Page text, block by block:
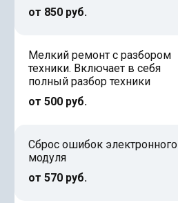
от 850 руб.
Мелкий ремонт с разбором
техники. Включает в себя
полный разбор техники
от 500 руб.
Сброс ошибок электронного
модуля
от 570 руб.